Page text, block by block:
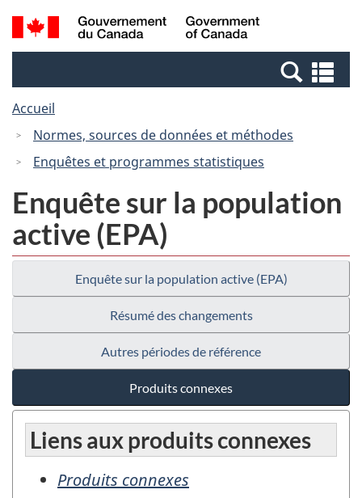
Passer
au
Passer
à
Canada
Recherche
et
et
Accueil
Normes, sources de données et méthodes
Enquêtes et programmes statistiques
Enquête sur la population
active (EPA)
Enquête sur la population active (EPA)
Résumé des changements
Autres périodes de référence
Produits connexes
Liens aux produits connexes
Produits connexes